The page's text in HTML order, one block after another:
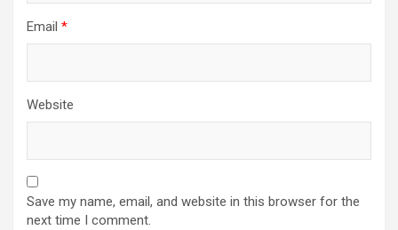
Email *
Website
Save my name, email, and website in this browser for the
next time I comment.